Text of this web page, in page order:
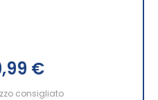
€
consigliato